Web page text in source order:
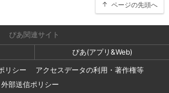
ページの先頭へ
ぴあ関連サイト
ぴあ(アプリ&Web)
リシー
アクセスデータの利用・著作権等
外部送信ポリシー